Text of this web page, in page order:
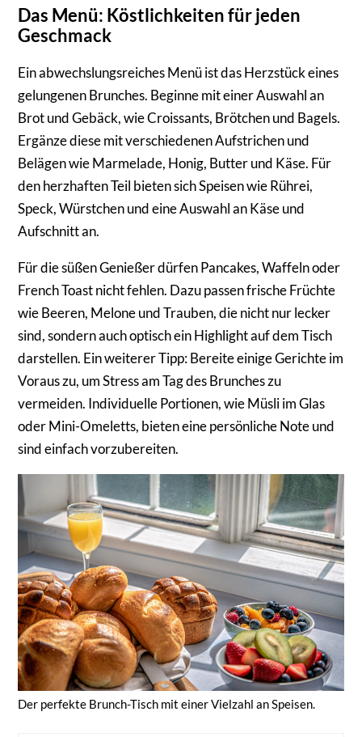
Das Menü: Köstlichkeiten für jeden
Geschmack
Ein abwechslungsreiches Menü ist das Herzstück eines
gelungenen Brunches. Beginne mit einer Auswahl an
Brot und Gebäck, wie Croissants, Brötchen und Bagels.
Ergänze diese mit verschiedenen Aufstrichen und
Belägen wie Marmelade, Honig, Butter und Käse. Für
den herzhaften Teil bieten sich Speisen wie Rührei,
Speck, Würstchen und eine Auswahl an Käse und
Aufschnitt an.
Für die süßen Genießer dürfen Pancakes, Waffeln oder
French Toast nicht fehlen. Dazu passen frische Früchte
wie Beeren, Melone und Trauben, die nicht nur lecker
sind, sondern auch optisch ein Highlight auf dem Tisch
darstellen. Ein weiterer Tipp: Bereite einige Gerichte im
Voraus zu, um Stress am Tag des Brunches zu
vermeiden. Individuelle Portionen, wie Müsli im Glas
oder Mini-Omeletts, bieten eine persönliche Note und
sind einfach vorzubereiten.
Der perfekte Brunch-Tisch mit einer Vielzahl an Speisen.